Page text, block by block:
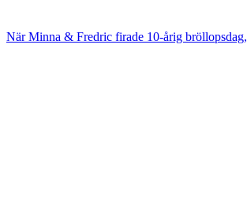
När Minna & Fredric firade 10-årig bröllopsdag,